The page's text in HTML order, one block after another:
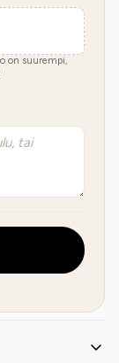
on suurempi,